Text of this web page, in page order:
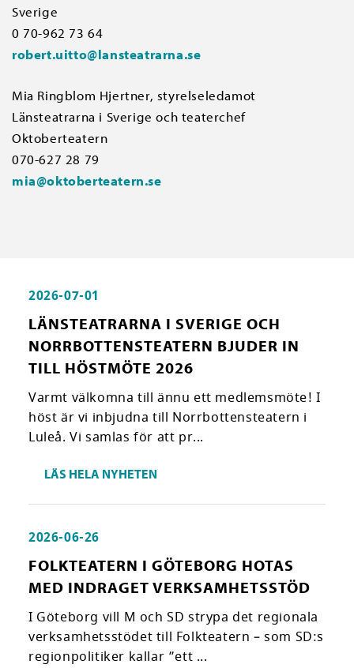
Sverige
0 70-962 73 64
robert.uitto@lansteatrarna.se
Mia Ringblom Hjertner, styrelseledamot
Länsteatrarna i Sverige och teaterchef
Oktoberteatern
070-627 28 79
mia@oktoberteatern.se
2026-07-01
LÄNSTEATRARNA I SVERIGE OCH
NORRBOTTENSTEATERN BJUDER IN
TILL HÖSTMÖTE 2026
Varmt välkomna till ännu ett medlemsmöte! I
höst är vi inbjudna till Norrbottensteatern i
Luleå. Vi samlas för att pr...
LÄS HELA NYHETEN
2026-06-26
FOLKTEATERN I GÖTEBORG HOTAS
MED INDRAGET VERKSAMHETSSTÖD
I Göteborg vill M och SD strypa det regionala
verksamhetsstödet till Folkteatern – som SD:s
regionpolitiker kallar ”ett ...